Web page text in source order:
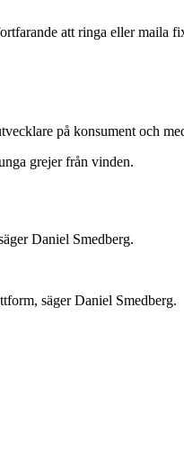
att ringa eller maila
på konsument och
grejer från vinden.
Daniel Smedberg.
säger Daniel Smedberg.